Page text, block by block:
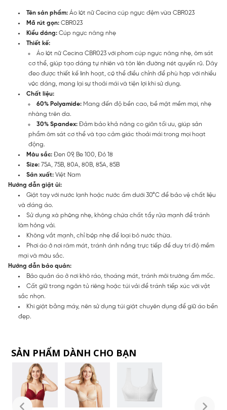
Tên sản phẩm: Áo lót nữ Cecina cúp ngực đệm vừa CBR023
Mã rút gọn: CBR023
Kiểu dáng: Cúp ngực nâng nhẹ
Thiết kế:
Áo lót nữ Cecina CBR023 với phom cúp ngực nâng nhẹ, ôm sát
cơ thể, giúp tạo dáng tự nhiên và tôn lên đường nét quyến rũ. Dây
đeo được thiết kế linh hoạt, có thể điều chỉnh để phù hợp với nhiều
vóc dáng, mang lại sự thoải mái và tiện lợi khi sử dụng.
Chất liệu:
60% Polyamide: Mang đến độ bền cao, bề mặt mềm mại, nhẹ
nhàng trên da.
30% Spandex: Đảm bảo khả năng co giãn tối ưu, giúp sản
phẩm ôm sát cơ thể và tạo cảm giác thoải mái trong mọi hoạt
động.
Màu sắc: Đen 09, Be 100, Đỏ 18
Size: 75A, 75B, 80A, 80B, 85A, 85B
Sản xuất: Việt Nam
Hướng dẫn giặt ủi:
Giặt tay với nước lạnh hoặc nước ấm dưới 30°C để bảo vệ chất liệu
và dáng áo.
Sử dụng xà phòng nhẹ, không chứa chất tẩy rửa mạnh để tránh
làm hỏng vải.
Không vắt mạnh, chỉ bóp nhẹ để loại bỏ nước thừa.
Phơi áo ở nơi râm mát, tránh ánh nắng trực tiếp để duy trì độ mềm
mại và màu sắc.
Hướng dẫn bảo quản:
Bảo quản áo ở nơi khô ráo, thoáng mát, tránh môi trường ẩm mốc.
Cất giữ trong ngăn tủ riêng hoặc túi vải để tránh tiếp xúc với vật
sắc nhọn.
Khi giặt bằng máy, nên sử dụng túi giặt chuyên dụng để giữ áo bền
đẹp.
SẢN PHẨM DÀNH CHO BẠN